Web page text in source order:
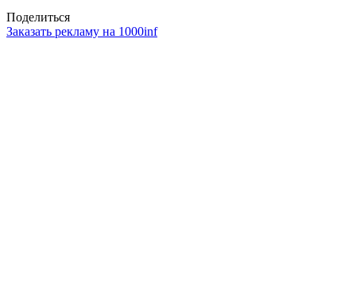
Поделиться
Заказать рекламу на 1000inf